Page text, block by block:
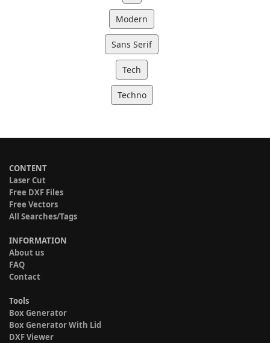
Modern
Sans Serif
Tech
Techno
CONTENT
Laser Cut
Free DXF Files
Free Vectors
All Searches/Tags
INFORMATION
About us
FAQ
Contact
Tools
Box Generator
Box Generator With Lid
DXF Viewer